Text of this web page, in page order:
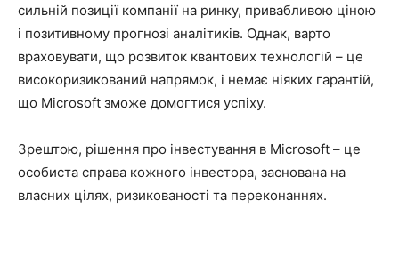
сильній позиції компанії на ринку, привабливою ціною
і позитивному прогнозі аналітиків. Однак, варто
враховувати, що розвиток квантових технологій – це
високоризикований напрямок, і немає ніяких гарантій,
що Microsoft зможе домогтися успіху.
Зрештою, рішення про інвестування в Microsoft – це
особиста справа кожного інвестора, заснована на
власних цілях, ризикованості та переконаннях.